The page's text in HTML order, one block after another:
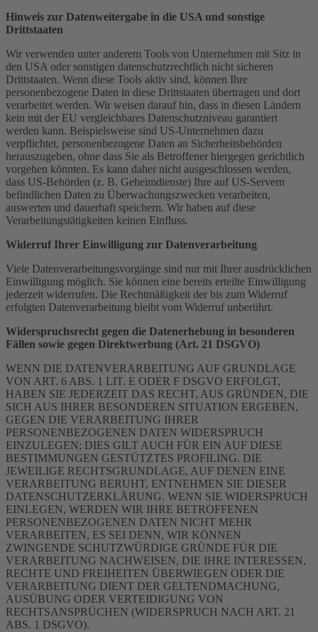
Hinweis zur Datenweitergabe in die USA und sonstige
Drittstaaten
Wir verwenden unter anderem Tools von Unternehmen mit Sitz in
den USA oder sonstigen datenschutzrechtlich nicht sicheren
Drittstaaten. Wenn diese Tools aktiv sind, können Ihre
personenbezogene Daten in diese Drittstaaten übertragen und dort
verarbeitet werden. Wir weisen darauf hin, dass in diesen Ländern
kein mit der EU vergleichbares Datenschutzniveau garantiert
werden kann. Beispielsweise sind US-Unternehmen dazu
verpflichtet, personenbezogene Daten an Sicherheitsbehörden
herauszugeben, ohne dass Sie als Betroffener hiergegen gerichtlich
vorgehen könnten. Es kann daher nicht ausgeschlossen werden,
dass US-Behörden (z. B. Geheimdienste) Ihre auf US-Servern
befindlichen Daten zu Überwachungszwecken verarbeiten,
auswerten und dauerhaft speichern. Wir haben auf diese
Verarbeitungstätigkeiten keinen Einfluss.
Widerruf Ihrer Einwilligung zur Datenverarbeitung
Viele Datenverarbeitungsvorgänge sind nur mit Ihrer ausdrücklichen
Einwilligung möglich. Sie können eine bereits erteilte Einwilligung
jederzeit widerrufen. Die Rechtmäßigkeit der bis zum Widerruf
erfolgten Datenverarbeitung bleibt vom Widerruf unberührt.
Widerspruchsrecht gegen die Datenerhebung in besonderen
Fällen sowie gegen Direktwerbung (Art. 21 DSGVO)
WENN DIE DATENVERARBEITUNG AUF GRUNDLAGE
VON ART. 6 ABS. 1 LIT. E ODER F DSGVO ERFOLGT,
HABEN SIE JEDERZEIT DAS RECHT, AUS GRÜNDEN, DIE
SICH AUS IHRER BESONDEREN SITUATION ERGEBEN,
GEGEN DIE VERARBEITUNG IHRER
PERSONENBEZOGENEN DATEN WIDERSPRUCH
EINZULEGEN; DIES GILT AUCH FÜR EIN AUF DIESE
BESTIMMUNGEN GESTÜTZTES PROFILING. DIE
JEWEILIGE RECHTSGRUNDLAGE, AUF DENEN EINE
VERARBEITUNG BERUHT, ENTNEHMEN SIE DIESER
DATENSCHUTZERKLÄRUNG. WENN SIE WIDERSPRUCH
EINLEGEN, WERDEN WIR IHRE BETROFFENEN
PERSONENBEZOGENEN DATEN NICHT MEHR
VERARBEITEN, ES SEI DENN, WIR KÖNNEN
ZWINGENDE SCHUTZWÜRDIGE GRÜNDE FÜR DIE
VERARBEITUNG NACHWEISEN, DIE IHRE INTERESSEN,
RECHTE UND FREIHEITEN ÜBERWIEGEN ODER DIE
VERARBEITUNG DIENT DER GELTENDMACHUNG,
AUSÜBUNG ODER VERTEIDIGUNG VON
RECHTSANSPRÜCHEN (WIDERSPRUCH NACH ART. 21
ABS. 1 DSGVO).